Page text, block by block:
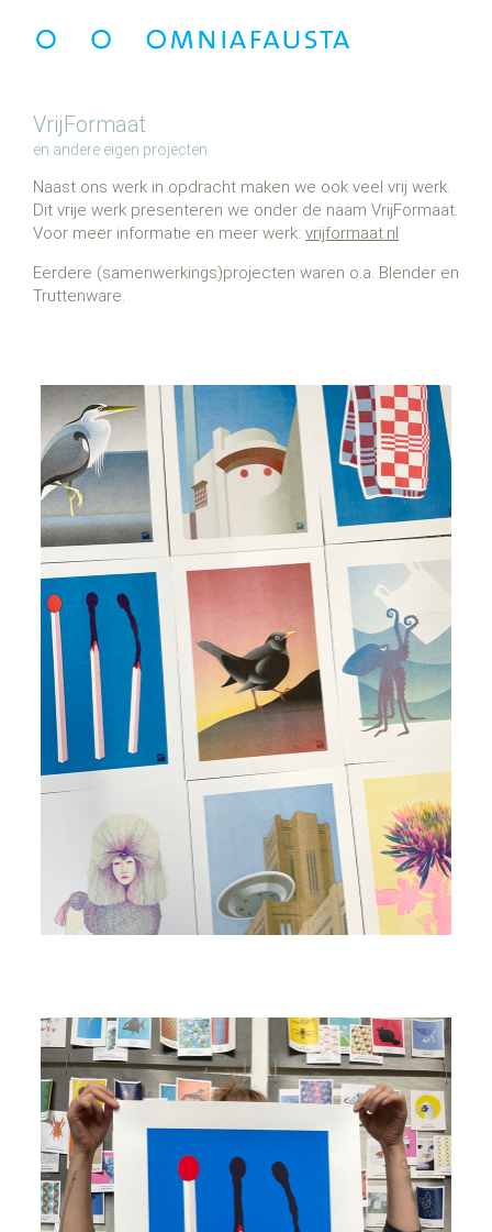
VrijFormaat
Naast ons werk in opdracht maken we ook veel vrij werk.
Dit vrije werk presenteren we onder de naam VrijFormaat.
Voor meer informatie en meer werk: vrijformaat.nl
Eerdere (samenwerkings)projecten waren o.a. Blender en
Truttenware.